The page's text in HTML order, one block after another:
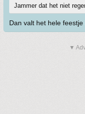
Jammer dat het niet
Dan valt het hele
▼